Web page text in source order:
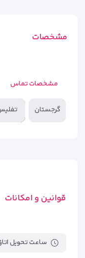
مشخصات
مشخصات تماس
گرجستان
قوانین و امکانات
ساعت تحویل